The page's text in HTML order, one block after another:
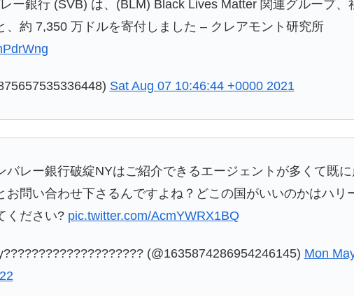
ー銀行 (SVB) は、(BLM) Black Lives Matter 関連グループ、
、約 7,350 万ドルを寄付しました – クレアモント研究所
Sat Aug 07 10:46:44 +0000 2021
バレー銀行破綻NYはご紹介できるエージェントが多くて既
お問い合わせ下さるんですよね？どこの国がいいのかはハリ
ください? pic.twitter.com/AcmYWRX1BQ
(@1635874286954246145) Mon